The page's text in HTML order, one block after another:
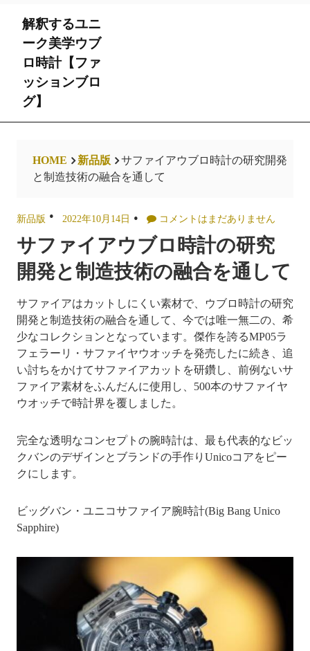
content
解釈するユニ
ーク美学ウブ
ロ時計【ファ
ッションブロ
グ】
HOME 新品版
サファイアウブロ時計の研究開発
と制造技術の融合を通して
新品版 2022年10月14日 コメントはまだありません
サファイアウブロ時計の研究
開発と制造技術の融合を通して
サファイアはカットしにくい素材で、ウブロ時計の研究
開発と制造技術の融合を通して、今では唯一無二の、希
少なコレクションとなっています。傑作を誇るMP05ラ
フェラーリ・サファイヤウオッチを発売したに続き、追
い討ちをかけてサファイアカットを研鑽し、前例ないサ
ファイア素材をふんだんに使用し、500本のサファイヤ
ウオッチで時計界を覆しました。
完全な透明なコンセプトの腕時計は、最も代表的なビッ
クバンのデザインとブランドの手作りUnicoコアをピー
クにします。
ビッグバン・ユニコサファイア腕時計(Big Bang Unico
Sapphire)